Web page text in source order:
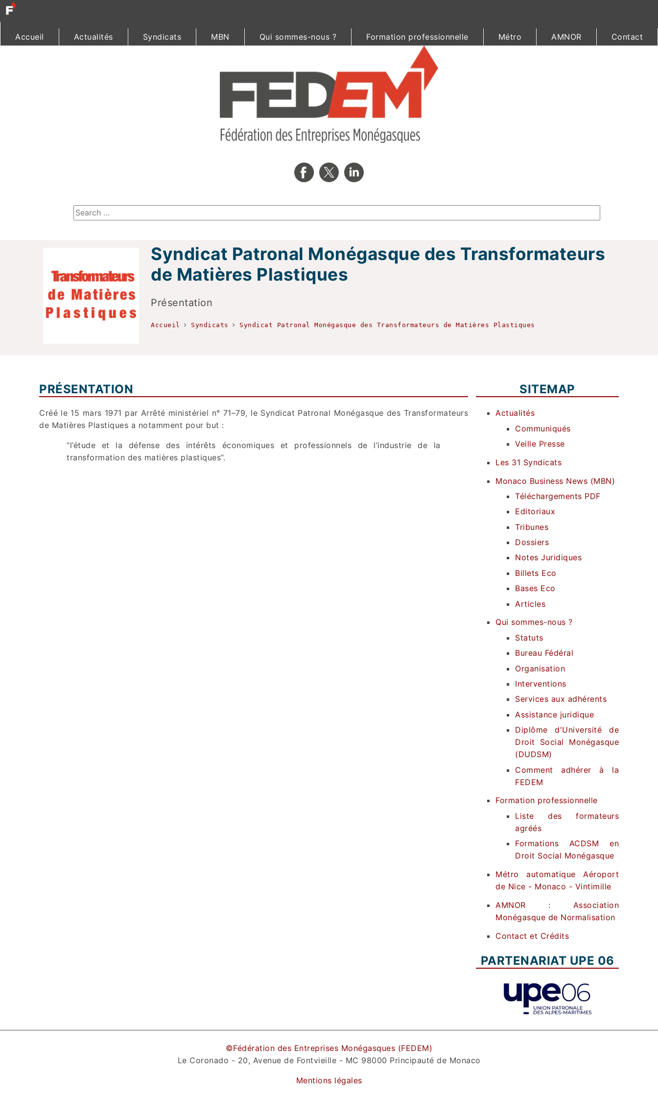
Accueil Actualités Syndicats MBN Qui sommes-nous ? Formation professionnelle Métro AMNOR Contact
Syndicat Patronal Monégasque des Transformateurs
de Matières Plastiques
Présentation
Accueil Syndicats Syndicat Patronal Monégasque des Transformateurs de Matières Plastiques
PRÉSENTATION
Créé le 15 mars 1971 par Arrêté ministériel n° 71–79, le Syndicat Patronal Monégasque des Transformateurs
de Matières Plastiques a notamment pour but :
“l’étude et la défense des intérêts économiques et professionnels de l’industrie de la
transformation des matières plastiques”.
SITEMAP
Actualités
Communiqués
Veille Presse
Les 31 Syndicats
Monaco Business News (MBN)
Téléchargements PDF
Editoriaux
Tribunes
Dossiers
Notes Juridiques
Billets Eco
Bases Eco
Articles
Qui sommes-nous ?
Statuts
Bureau Fédéral
Organisation
Interventions
Services aux adhérents
Assistance juridique
Diplôme d'Université de
Droit Social Monégasque
(DUDSM)
Comment adhérer à la
FEDEM
Formation professionnelle
Liste des formateurs
agréés
Formations ACDSM en
Droit Social Monégasque
Métro automatique Aéroport
de Nice - Monaco - Vintimille
AMNOR : Association
Monégasque de Normalisation
Contact et Crédits
PARTENARIAT UPE 06
©Fédération des Entreprises Monégasques (FEDEM)
Le Coronado - 20, Avenue de Fontvieille - MC 98000 Principauté de Monaco
Mentions légales